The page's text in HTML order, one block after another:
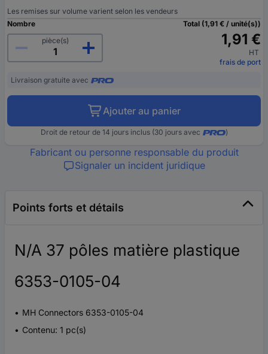
Les remises sur volume varient selon les vendeurs
Nombre
pièce(s)
Total (1,91 € / unité(s))
1,91 €
HT
frais de port
Livraison gratuite avec
Ajouter au panier
Droit de retour de 14 jours inclus (30 jours avec )
Fabricant ou personne responsable du produit
Signaler un incident juridique
Points forts et détails
N/A 37 pôles matière plastique
6353-0105-04
MH Connectors 6353-0105-04
Contenu: 1 pc(s)